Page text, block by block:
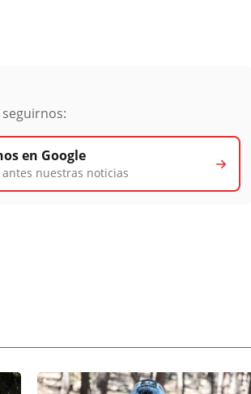
en Google
antes nuestras noticias